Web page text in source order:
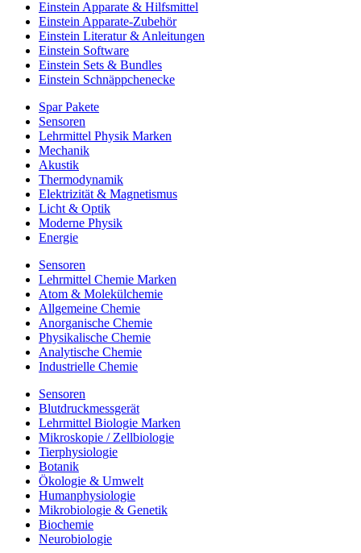
Einstein Apparate & Hilfsmittel
Einstein Apparate-Zubehör
Einstein Literatur & Anleitungen
Einstein Software
Einstein Sets & Bundles
Einstein Schnäppchenecke
Spar Pakete
Sensoren
Lehrmittel Physik Marken
Mechanik
Akustik
Thermodynamik
Elektrizität & Magnetismus
Licht & Optik
Moderne Physik
Energie
Sensoren
Lehrmittel Chemie Marken
Atom & Molekülchemie
Allgemeine Chemie
Anorganische Chemie
Physikalische Chemie
Analytische Chemie
Industrielle Chemie
Sensoren
Blutdruckmessgerät
Lehrmittel Biologie Marken
Mikroskopie / Zellbiologie
Tierphysiologie
Botanik
Ökologie & Umwelt
Humanphysiologie
Mikrobiologie & Genetik
Biochemie
Neurobiologie